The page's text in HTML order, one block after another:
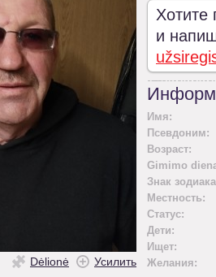
Dėlionė Усилить
Хотите
и
Имя:
Псевдоним:
Возраст:
Gimimo
Знак
Местность:
Статус:
Дети:
Ищет:
Желания: